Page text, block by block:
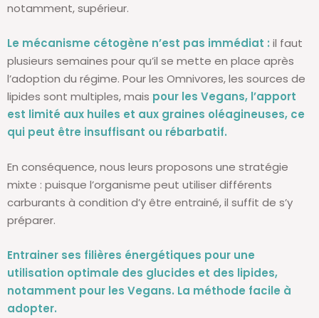
notamment, supérieur.
Le mécanisme cétogène n’est pas immédiat : il faut
plusieurs semaines pour qu’il se mette en place après
l’adoption du régime. Pour les Omnivores, les sources de
lipides sont multiples, mais pour les Vegans, l’apport
est limité aux huiles et aux graines oléagineuses, ce
qui peut être insuffisant ou rébarbatif.
En conséquence, nous leurs proposons une stratégie
mixte : puisque l’organisme peut utiliser différents
carburants à condition d’y être entrainé, il suffit de s’y
préparer.
Entrainer ses filières énergétiques pour une
utilisation optimale des glucides et des lipides,
notamment pour les Vegans. La méthode facile à
adopter.